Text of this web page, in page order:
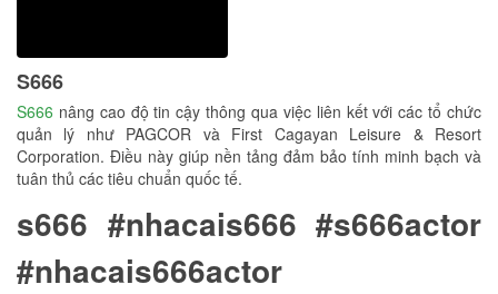
S666
S666 nâng cao độ tin cậy thông qua việc liên kết với các tổ chức
quản lý như PAGCOR và First Cagayan Leisure & Resort
Corporation. Điều này giúp nền tảng đảm bảo tính minh bạch và
tuân thủ các tiêu chuẩn quốc tế.
s666 #nhacais666 #s666actor
#nhacais666actor